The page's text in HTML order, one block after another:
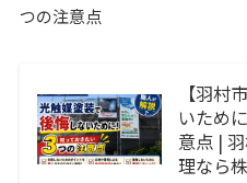
つの注意点
【羽村
いため
意点 |
理なら